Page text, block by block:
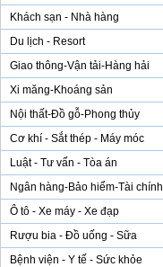
Khách sạn - Nhà hàng
Du lịch - Resort
Giao thông-Vận tải-Hàng hải
Xi măng-Khoáng sản
Nội thất-Đồ gỗ-Phong thủy
Cơ khí - Sắt thép - Máy móc
Luật - Tư vấn - Tòa án
Ngân hàng-Bảo hiểm-Tài chính
Ô tô - Xe máy - Xe đạp
Rượu bia - Đồ uống - Sữa
Bệnh viện - Y tế - Sức khỏe